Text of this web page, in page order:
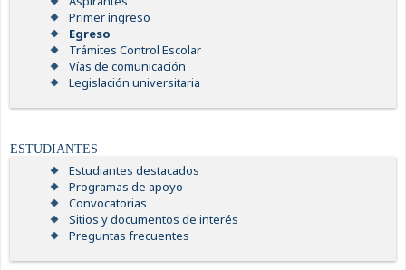
Primer ingreso
Egreso
Trámites Control Escolar
Vías de comunicación
Legislación universitaria
ESTUDIANTES
Estudiantes destacados
Programas de apoyo
Convocatorias
Sitios y documentos de interés
Preguntas frecuentes